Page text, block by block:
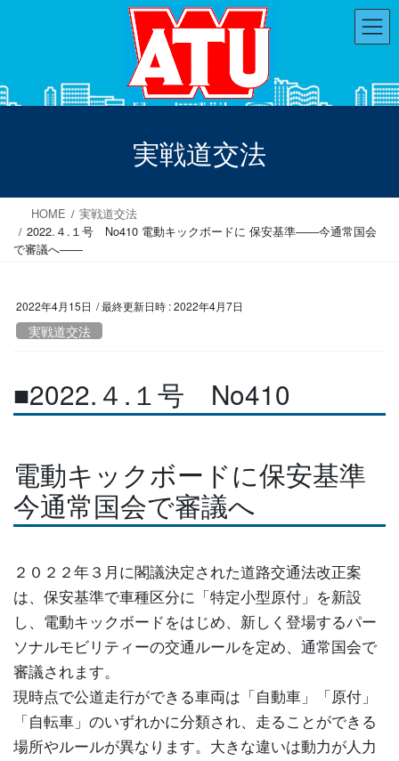
ツ
シ
実戦道交法
HOME
実戦道交法
2022.４.１号 No410 電動キックボードに 保安基準――今通常国会
で審議へ――
2022年4月15日 / 最終更新日時 :2022年4月7日
実戦道交法
■2022.４.１号 No410
電動キックボードに保安基準
今通常国会で審議へ
２０２２年３月に閣議決定された道路交通法改正案
は、保安基準で車種区分に「特定小型原付」を新設
し、電動キックボードをはじめ、新しく登場するパー
ソナルモビリティーの交通ルールを定め、通常国会で
審議されます。
現時点で公道走行ができる車両は「自動車」「原付」
「自転車」のいずれかに分類され、走ることができる
場所やルールが異なります。大きな違いは動力が人力